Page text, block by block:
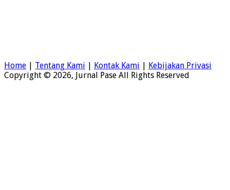
Home | Tentang Kami | Kontak Kami | Kebijakan Privasi
Copyright © 2026, Jurnal Pase All Rights Reserved